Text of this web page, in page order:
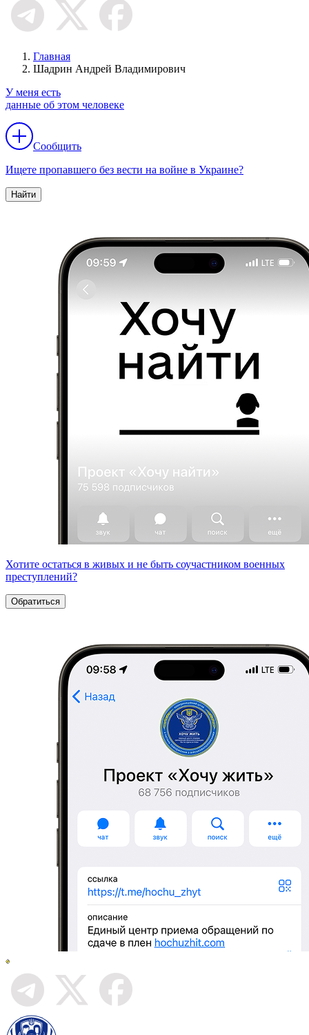
Главная
Шадрин Андрей Владимирович
У меня есть
данные об этом человеке
Сообщить
Ищете пропавшего без вести на войне в Украине?
Найти
Хотите остаться в живых и не быть соучастником военных
преступлений?
Обратиться